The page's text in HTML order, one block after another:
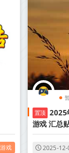
戏
置顶 2025
游戏 汇总
2025-